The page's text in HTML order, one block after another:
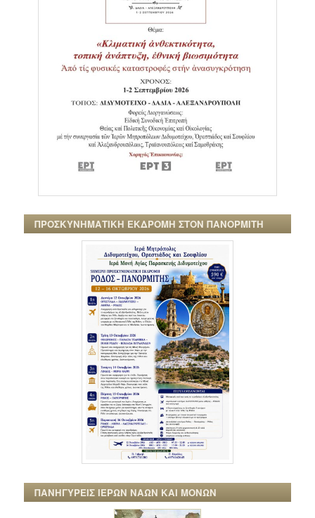
ΠΡΟΣΚΥΝΗΜΑΤΙΚΗ ΕΚΔΡΟΜΗ ΣΤΟΝ ΠΑΝΟΡΜΙΤΗ
ΠΑΝΗΓΥΡΕΙΣ ΙΕΡΩΝ ΝΑΩΝ ΚΑΙ ΜΟΝΩΝ